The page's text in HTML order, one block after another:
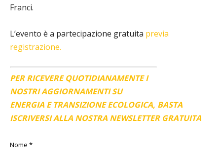
Franci.
L’evento è a partecipazione gratuita previa
registrazione.
PER RICEVERE QUOTIDIANAMENTE I
NOSTRI AGGIORNAMENTI SU
ENERGIA E TRANSIZIONE ECOLOGICA, BASTA
ISCRIVERSI ALLA NOSTRA NEWSLETTER GRATUITA
Nome *